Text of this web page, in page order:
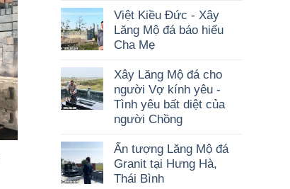
Việt Kiều Đức - Xây
Lăng Mộ đá báo hiếu
Cha Mẹ
Xây Lăng Mộ đá cho
người Vợ kính yêu -
Tình yêu bất diệt của
người Chồng
Ấn tượng Lăng Mộ đá
Granit tại Hưng Hà,
Thái Bình